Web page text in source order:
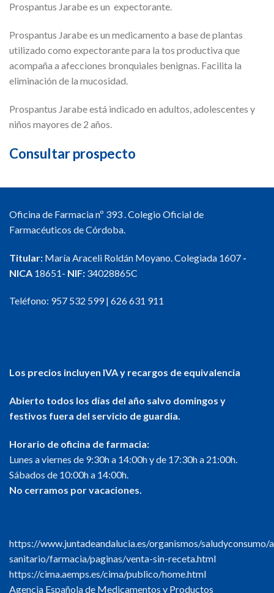
Prospantus Jarabe es un expectorante.
Prospantus Jarabe es un medicamento a base de plantas
utilizado como expectorante para la tos productiva que
acompaña a afecciones bronquiales benignas. Facilita la
eliminación de la mucosidad.
Prospantus Jarabe está indicado en adultos, adolescentes y
niños mayores de 2 años.
Consultar prospecto
Oficina de Farmacia nº 393 . Colegio Oficial de
Farmacéuticos de Córdoba.
Titular: María Araceli Roldán Moyano. Colegiada 1607 -
NICA 18651- NIF: 34028865C
Teléfono: 957 532 599| 626 631 911
Los precios incluyen IVA y recargos de equivalencia
Abierto todos los días del año salvo domingos y
festivos fuera del servicio de guardia.
Horario de oficina de farmacia:
Lunes a viernes de 9:30h a 14:00h y de 17:30h a 21:00h.
Sábados de 10:00h a 14:00h.
No cerramos por vacaciones.
https://www.juntadeandalucia.es/organismos/saludyconsumo/
sanitario/farmacia/paginas/venta-sin-receta.html
https://cima.aemps.es/cima/publico/home.html
Agencia Española de Medicamentos y Productos